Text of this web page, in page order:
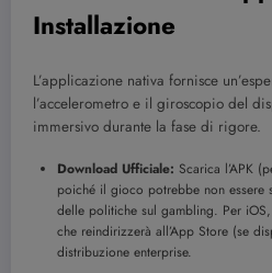
Installazione
L’applicazione nativa fornisce
l’accelerometro e il giroscopio del
immersivo durante la fase di rigore.
Download Ufficiale: Scarica l’APK
poiché il gioco potrebbe non essere
delle politiche sul gambling. Per
che reindirizzerà all’App Store (se
distribuzione enterprise.